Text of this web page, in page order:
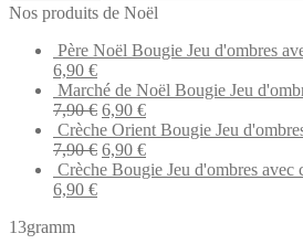
Nos produits de Noël
Père Noël Bougie Jeu d'ombres
Original
price
was:
7,90 €.
6,90 €Current
price
is:
6,90 €.
Marché de Noël Bougie Jeu
7,90€ Original
price
was:
7,90 €.
6,90 €Current
price
is:
6,90 €.
Crèche Orient Bougie Jeu
7,90€ Original
price
6,90 €Current
price
Crèche Bougie Jeu d'ombres
Original
was:
6,90 €Current
13gramm